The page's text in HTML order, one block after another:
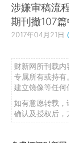
涉嫌审稿流
期刊撤107
2017年04月21日
财新网所刊载
专属所有或持有
建立镜像等任何
如有意愿转载，
确认及授权后，